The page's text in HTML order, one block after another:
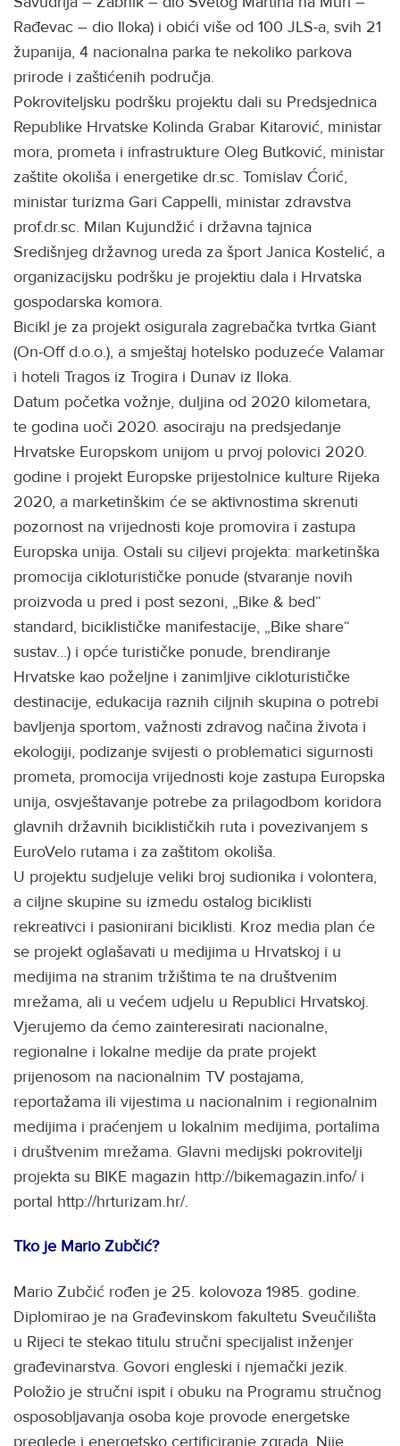
Rađevac – dio Iloka) i obići više od 100 JLS-a, svih 21
županija, 4 nacionalna parka te nekoliko parkova
prirode i zaštićenih područja.
Pokroviteljsku podršku projektu dali su Predsjednica
Republike Hrvatske Kolinda Grabar Kitarović, ministar
mora, prometa i infrastrukture Oleg Butković, ministar
zaštite okoliša i energetike dr.sc. Tomislav Ćorić,
ministar turizma Gari Cappelli, ministar zdravstva
prof.dr.sc. Milan Kujundžić i državna tajnica
Središnjeg državnog ureda za šport Janica Kostelić, a
organizacijsku podršku je projektiu dala i Hrvatska
gospodarska komora.
Bicikl je za projekt osigurala zagrebačka tvrtka Giant
(On-Off d.o.o.), a smještaj hotelsko poduzeće Valamar
i hoteli Tragos iz Trogira i Dunav iz Iloka.
Datum početka vožnje, duljina od 2020 kilometara,
te godina uoči 2020. asociraju na predsjedanje
Hrvatske Europskom unijom u prvoj polovici 2020.
godine i projekt Europske prijestolnice kulture Rijeka
2020, a marketinškim će se aktivnostima skrenuti
pozornost na vrijednosti koje promovira i zastupa
Europska unija. Ostali su ciljevi projekta: marketinška
promocija cikloturističke ponude (stvaranje novih
proizvoda u pred i post sezoni, „Bike & bed“
standard, biciklističke manifestacije, „Bike share“
sustav…) i opće turističke ponude, brendiranje
Hrvatske kao poželjne i zanimljive cikloturističke
destinacije, edukacija raznih ciljnih skupina o potrebi
bavljenja sportom, važnosti zdravog načina života i
ekologiji, podizanje svijesti o problematici sigurnosti
prometa, promocija vrijednosti koje zastupa Europska
unija, osvještavanje potrebe za prilagodbom koridora
glavnih državnih biciklističkih ruta i povezivanjem s
EuroVelo rutama i za zaštitom okoliša.
U projektu sudjeluje veliki broj sudionika i volontera,
a ciljne skupine su izmedu ostalog biciklisti
rekreativci i pasionirani biciklisti. Kroz media plan će
se projekt oglašavati u medijima u Hrvatskoj i u
medijima na stranim tržištima te na društvenim
mrežama, ali u većem udjelu u Republici Hrvatskoj.
Vjerujemo da ćemo zainteresirati nacionalne,
regionalne i lokalne medije da prate projekt
prijenosom na nacionalnim TV postajama,
reportažama ili vijestima u nacionalnim i regionalnim
medijima i praćenjem u lokalnim medijima, portalima
i društvenim mrežama. Glavni medijski pokrovitelji
projekta su BIKE magazin http://bikemagazin.info/ i
portal http://hrturizam.hr/.
Tko je Mario Zubčić?
Mario Zubčić rođen je 25. kolovoza 1985. godine.
Diplomirao je na Građevinskom fakultetu Sveučilišta
u Rijeci te stekao titulu stručni specijalist inženjer
građevinarstva. Govori engleski i njemački jezik.
Položio je stručni ispit i obuku na Programu stručnog
osposobljavanja osoba koje provode energetske
preglede i energetsko certificiranje zgrada. Nije